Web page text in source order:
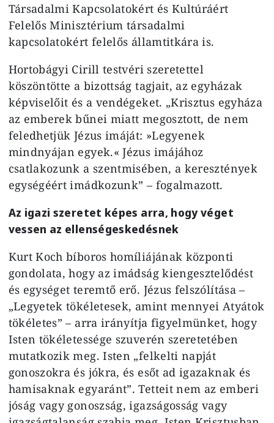
Társadalmi Kapcsolatokért és Kultúráért
Felelős Minisztérium társadalmi
kapcsolatokért felelős államtitkára is.
Hortobágyi Cirill testvéri szeretettel
köszöntötte a bizottság tagjait, az egyházak
képviselőit és a vendégeket. „Krisztus egyháza
az emberek bűnei miatt megosztott, de nem
feledhetjük Jézus imáját: »Legyenek
mindnyájan egyek.« Jézus imájához
csatlakozunk a szentmisében, a keresztények
egységéért imádkozunk” – fogalmazott.
Az igazi szeretet képes arra, hogy véget
vessen az ellenségeskedésnek
Kurt Koch bíboros homíliájának központi
gondolata, hogy az imádság kiengesztelődést
és egységet teremtő erő. Jézus felszólítása –
„Legyetek tökéletesek, amint mennyei Atyátok
tökéletes” – arra irányítja figyelmünket, hogy
Isten tökéletessége szuverén szeretetében
mutatkozik meg. Isten „felkelti napját
gonoszokra és jókra, és esőt ad igazaknak és
hamisaknak egyaránt”. Tetteit nem az emberi
jóság vagy gonoszság, igazságosság vagy